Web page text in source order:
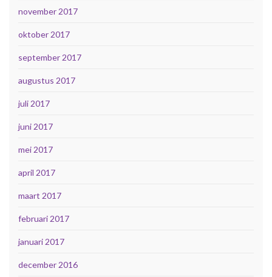
november 2017
oktober 2017
september 2017
augustus 2017
juli 2017
juni 2017
mei 2017
april 2017
maart 2017
februari 2017
januari 2017
december 2016